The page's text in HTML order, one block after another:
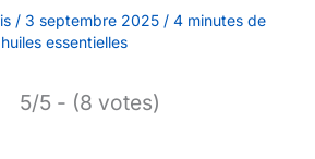
/ 3 septembre 2025 / 4 minutes de
essentielles
5/5 - (8 votes)